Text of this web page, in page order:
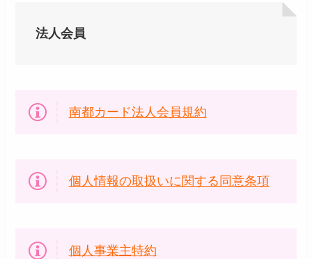
法人会員
南都カード法人会員規約
個人情報の取扱いに関する同意条項
個人事業主特約